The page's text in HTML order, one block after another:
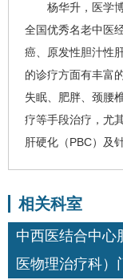
杨华升 ，医学
全国优秀名老中医
癌
原发性胆汁性
的诊疗方面有丰富
失眠、肥胖、颈腰
疗等手段治疗，尤
肝硬化（PBC）及
相关科室
中西医结合中心
医物理治疗科）